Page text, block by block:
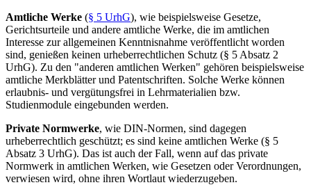
Amtliche Werke (§ 5 UrhG), wie beispielsweise Gesetze,
Gerichtsurteile und andere amtliche Werke, die im amtlichen
Interesse zur allgemeinen Kenntnisnahme veröffentlicht worden
sind, genießen keinen urheberrechtlichen Schutz (§ 5 Absatz 2
UrhG). Zu den "anderen amtlichen Werken" gehören beispielsweise
amtliche Merkblätter und Patentschriften. Solche Werke können
erlaubnis- und vergütungsfrei in Lehrmaterialien bzw.
Studienmodule eingebunden werden.
Private Normwerke, wie DIN-Normen, sind dagegen
urheberrechtlich geschützt; es sind keine amtlichen Werke (§ 5
Absatz 3 UrhG). Das ist auch der Fall, wenn auf das private
Normwerk in amtlichen Werken, wie Gesetzen oder Verordnungen,
verwiesen wird, ohne ihren Wortlaut wiederzugeben.